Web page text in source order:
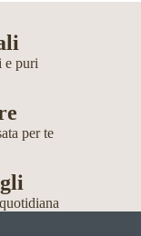
e puri
per te